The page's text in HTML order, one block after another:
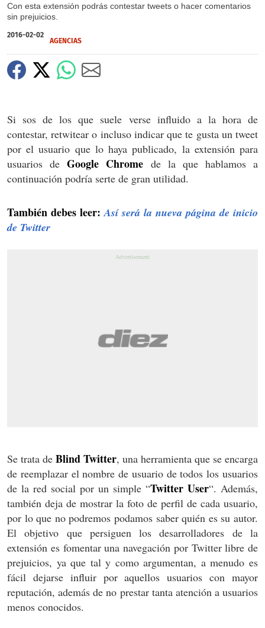
Con esta extensión podrás contestar tweets o hacer comentarios
sin prejuicios.
2016-02-02
AGENCIAS
Si sos de los que suele verse influido a la hora de
contestar, retwitear o incluso indicar que te gusta un tweet
por el usuario que lo haya publicado, la extensión para
usuarios deGoogle Chrome de la que hablamos a
continuación podría serte de gran utilidad.
También debes leer:Así será la nueva página de inicio
de Twitter
Se trata de Blind Twitter, una herramienta que se encarga
de reemplazar el nombre de usuario de todos los usuarios
de la red social por un simple “Twitter User“. Además,
también deja de mostrar la foto de perfil de cada usuario,
por lo que no podremos podamos saber quién es su autor.
El objetivo que persiguen los desarrolladores de la
extensión es fomentar una navegación por Twitter libre de
prejuicios, ya que tal y como argumentan, a menudo es
fácil dejarse influir por aquellos usuarios con mayor
reputación, además de no prestar tanta atención a usuarios
menos conocidos.